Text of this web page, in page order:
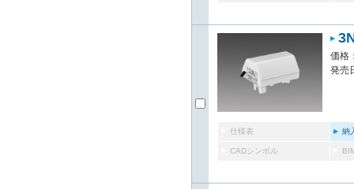
価格
発売
仕様表 納
CADシンボル